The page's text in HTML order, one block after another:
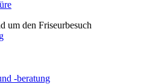
um den Friseurbesuch
-beratung